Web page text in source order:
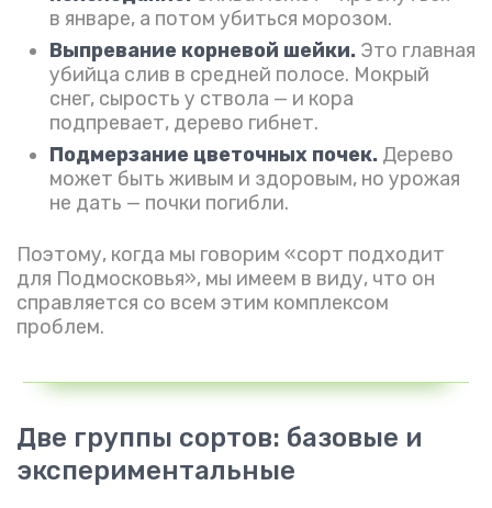
в январе, а потом убиться морозом.
Выпревание корневой шейки. Это главная
убийца слив в средней полосе. Мокрый
снег, сырость у ствола — и кора
подпревает, дерево гибнет.
Подмерзание цветочных почек. Дерево
может быть живым и здоровым, но урожая
не дать — почки погибли.
Поэтому, когда мы говорим «сорт подходит
для Подмосковья», мы имеем в виду, что он
справляется со всем этим комплексом
проблем.
Две группы сортов: базовые и
экспериментальные